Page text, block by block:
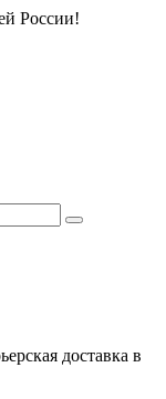
России!
доставка в